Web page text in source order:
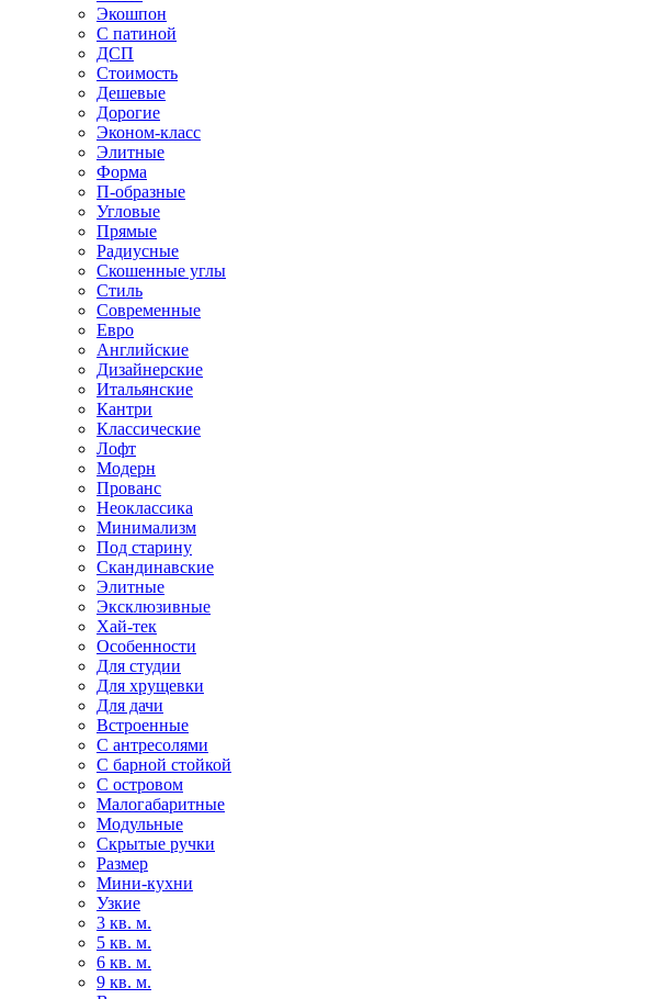
Экошпон
С патиной
ДСП
Стоимость
Дешевые
Дорогие
Эконом-класс
Элитные
Форма
П-образные
Угловые
Прямые
Радиусные
Скошенные углы
Стиль
Современные
Евро
Английские
Дизайнерские
Итальянские
Кантри
Классические
Лофт
Модерн
Прованс
Неоклассика
Минимализм
Под старину
Скандинавские
Элитные
Эксклюзивные
Хай-тек
Особенности
Для студии
Для хрущевки
Для дачи
Встроенные
С антресолями
С барной стойкой
С островом
Малогабаритные
Модульные
Скрытые ручки
Размер
Мини-кухни
Узкие
3 кв. м.
5 кв. м.
6 кв. м.
9 кв. м.